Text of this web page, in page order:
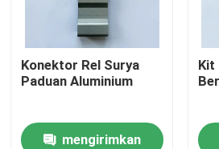
Tentang kami
Tur Pabrik
Kontrol kualitas
Konektor Rel Surya
Paduan Aluminium
mengirimkan
Kit